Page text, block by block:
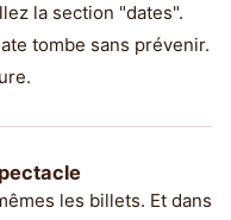
la section "dates".
tombe sans prévenir.
les billets. Et dans